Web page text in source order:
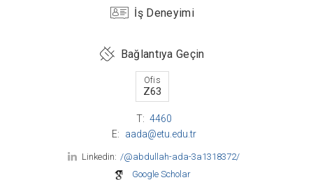
İş Deneyimi
Bağlantıya Geçin
Ofis
Z63
T: 4460
E:
aada@etu.edu.tr
Linkedin: /@abdullah-ada-3a1318372/
Google Scholar